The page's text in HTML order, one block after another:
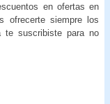
en ofertas en
ofrecerte siempre los
te suscribiste para no